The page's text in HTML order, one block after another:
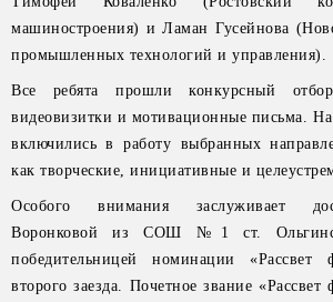
машиностроения) и Ламан Гусейнова
промышленных технологий и управления).
Все ребята прошли конкурсный
видеовизитки и мотивационные письма.
включились в работу выбранных
как творческие, инициативные и
Особого внимания заслуживает
Воронковой из СОШ №1 ст.
победительницей номинации
второго заезда. Почетное звание «Рассвет